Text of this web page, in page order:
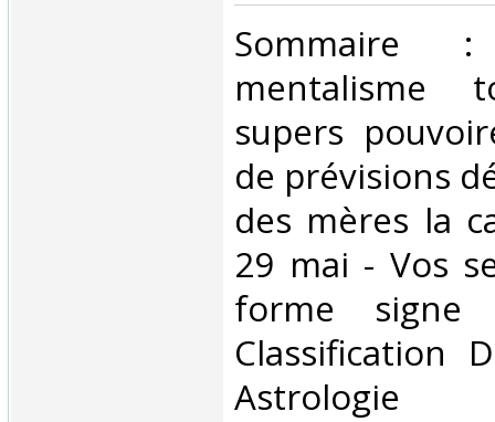
‎Sommaire
supers
de prévisions
des mères la
29 mai - Vos
forme
Classification
Astrologie‎